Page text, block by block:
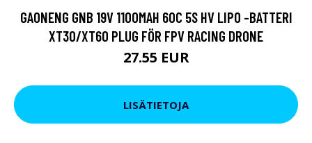
GAONENG GNB 19V 1100MAH 60C 5S HV LIPO -BATTERI
XT30/XT60 PLUG FÖR FPV RACING DRONE
27.55 EUR
LISÄTIETOJA